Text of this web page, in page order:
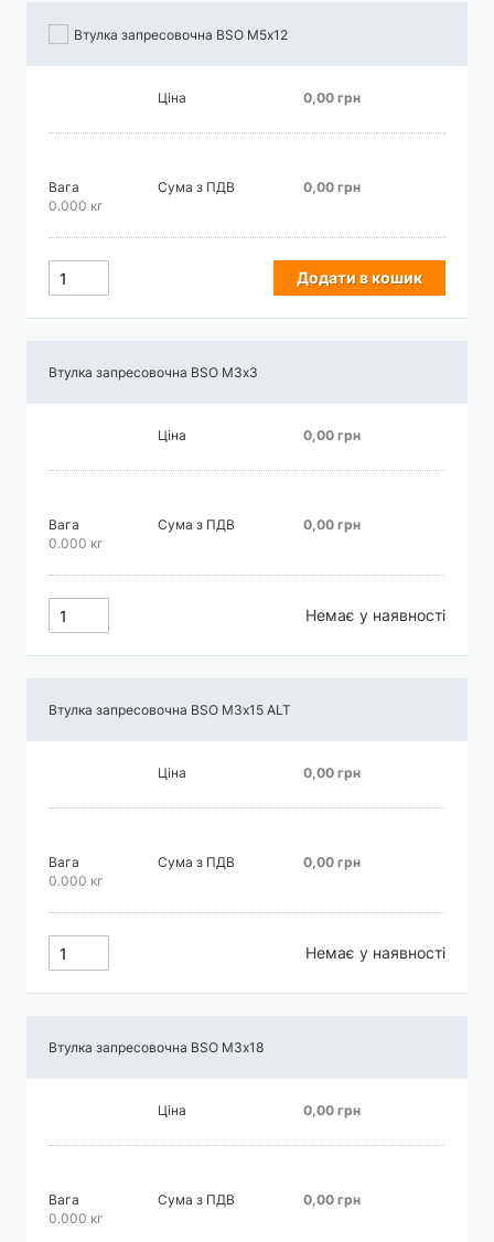
Втулка запресовочна BSO М5х12
Ціна 0,00 грн
Вага
0.000 кг
Сума з ПДВ 0,00 грн
Додати в кошик
Втулка запресовочна BSO М3х3
Ціна 0,00 грн
Вага
0.000 кг
Сума з ПДВ 0,00 грн
Немає у наявності
Втулка запресовочна BSO М3х15 АLT
Ціна 0,00 грн
Вага
0.000 кг
Сума з ПДВ 0,00 грн
Немає у наявності
Втулка запресовочна BSO М3х18
Ціна 0,00 грн
Вага
0.000 кг
Сума з ПДВ 0,00 грн